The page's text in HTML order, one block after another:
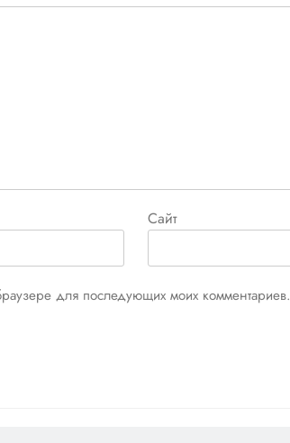
Сайт
для последующих моих комментариев.